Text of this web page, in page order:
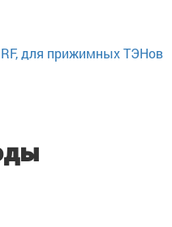
для прижимных ТЭНов